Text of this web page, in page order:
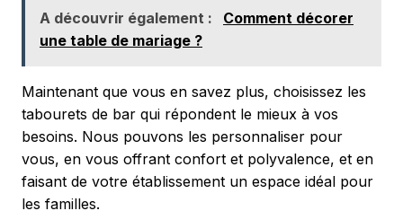
A découvrir également :
Comment décorer
une table de mariage ?
Maintenant que vous en savez plus, choisissez les
tabourets de bar qui répondent le mieux à vos
besoins. Nous pouvons les personnaliser pour
vous, en vous offrant confort et polyvalence, et en
faisant de votre établissement un espace idéal pour
les familles.